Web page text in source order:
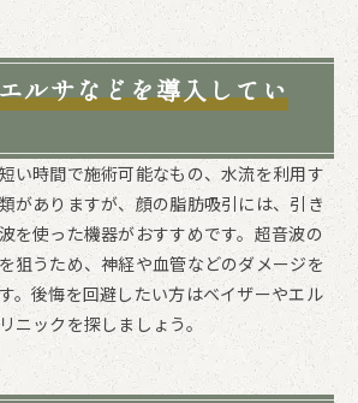
ルサなどを導入してい
い時間で施術可能なもの、水流を利用す
がありますが、顔の脂肪吸引には、引き
を使った機器がおすすめです。超音波の
狙うため、神経や血管などのダメージを
。後悔を回避したい方はベイザーやエル
ニックを探しましょう。